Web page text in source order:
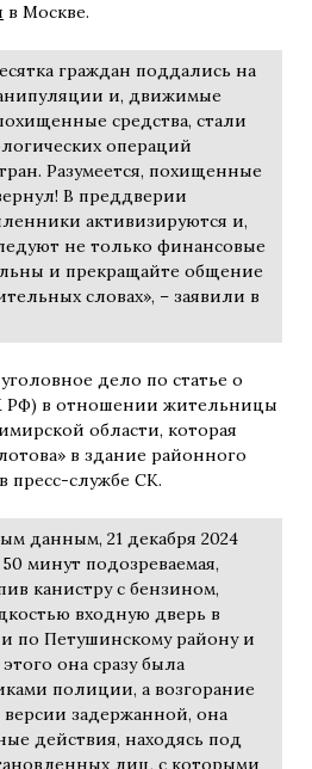
в Москве.
граждан поддались на
и, движимые
средства, стали
операций
Разумеется, похищенные
В преддверии
активизируются и,
не только финансовые
и прекращайте общение
словах», – заявили в
дело по статье о
РФ) в отношении жительницы
области, которая
в здание районного
в пресс-службе СК.
данным, 21 декабря 2024
минут подозреваемая,
канистру с бензином,
входную дверь в
по Петушинскому району и
она сразу была
полиции, а возгорание
задержанной, она
действия, находясь под
лиц, с которыми